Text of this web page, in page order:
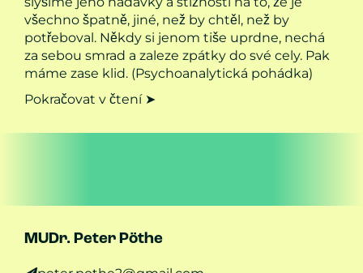
všechno špatně, jiné, než by chtěl, než by
potřeboval. Někdy si jenom tiše uprdne, nechá
za sebou smrad a zaleze zpátky do své cely. Pak
máme zase klid. (Psychoanalytická pohádka)
Pokračovat v čtení ➤
MUDr. Peter Pöthe